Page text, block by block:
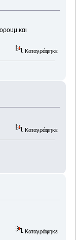
Καταγράφηκε
Καταγράφηκε
Καταγράφηκε